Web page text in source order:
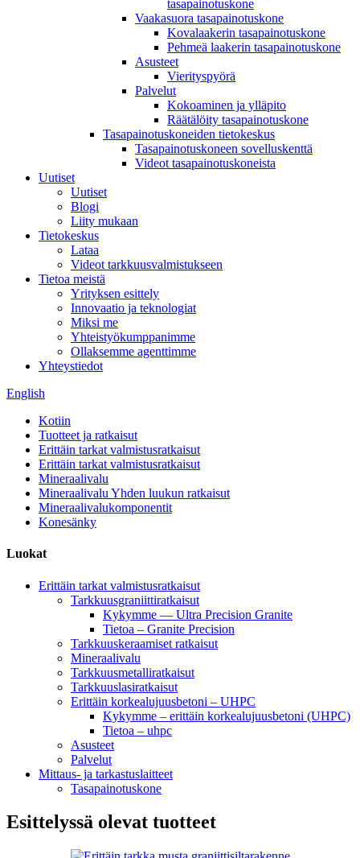
tasapainotuskone
Vaakasuora tasapainotuskone
Kovalaakerin tasapainotuskone
Pehmeä laakerin tasapainotuskone
Asusteet
Vierityspyörä
Palvelut
Kokoaminen ja ylläpito
Räätälöity tasapainotuskone
Tasapainotuskoneiden tietokeskus
Tasapainotuskoneen sovelluskenttä
Videot tasapainotuskoneista
Uutiset
Uutiset
Blogi
Liity mukaan
Tietokeskus
Lataa
Videot tarkkuusvalmistukseen
Tietoa meistä
Yrityksen esittely
Innovaatio ja teknologiat
Miksi me
Yhteistyökumppanimme
Ollaksemme agenttimme
Yhteystiedot
English
Kotiin
Tuotteet ja ratkaisut
Erittäin tarkat valmistusratkaisut
Erittäin tarkat valmistusratkaisut
Mineraalivalu
Mineraalivalu Yhden luukun ratkaisut
Mineraalivalukomponentit
Konesänky
Luokat
Erittäin tarkat valmistusratkaisut
Tarkkuusgraniittiratkaisut
Kykymme — Ultra Precision Granite
Tietoa – Granite Precision
Tarkkuuskeraamiset ratkaisut
Mineraalivalu
Tarkkuusmetalliratkaisut
Tarkkuuslasiratkaisut
Erittäin korkealujuusbetoni – UHPC
Kykymme – erittäin korkealujuusbetoni (UHPC)
Tietoa – uhpc
Asusteet
Palvelut
Mittaus- ja tarkastuslaitteet
Tasapainotuskone
Esittelyssä olevat tuotteet